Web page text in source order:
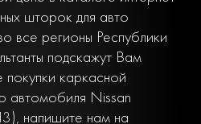
шторок для авто
все регионы Республики
подскажут Вам
каркасной
автомобиля Nissan
напишите нам на